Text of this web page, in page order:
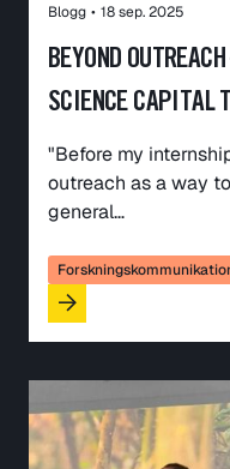
Blogg • 18 sep. 2025
BEYOND
SCIENCE CAPITAL
"Before my
outreach as a way
general…